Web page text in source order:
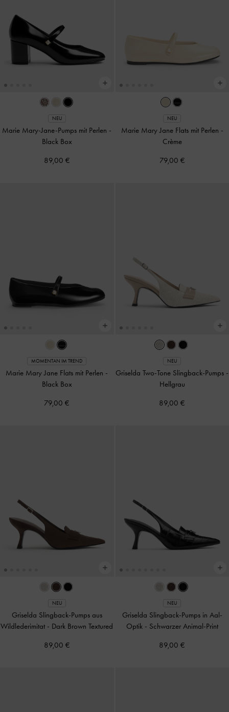
NEU
Marie Mary-Jane-Pumps mit Perlen -
Black Box
89,00 €
NEU
Marie Mary Jane Flats mit Perlen -
Crème
79,00 €
MOMENTAN IM TREND
Marie Mary Jane Flats mit Perlen -
Black Box
79,00 €
NEU
Griselda Two-Tone Slingback-Pumps -
Hellgrau
89,00 €
NEU
Griselda Slingback-Pumps aus
Wildlederimitat - Dark Brown Textured
89,00 €
NEU
Griselda Slingback-Pumps in Aal-
Optik - Schwarzer Animal-Print
89,00 €